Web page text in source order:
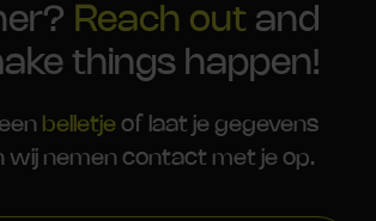
Reach out and
things happen!
belletje of laat je gegevens
wij nemen contact met je op.